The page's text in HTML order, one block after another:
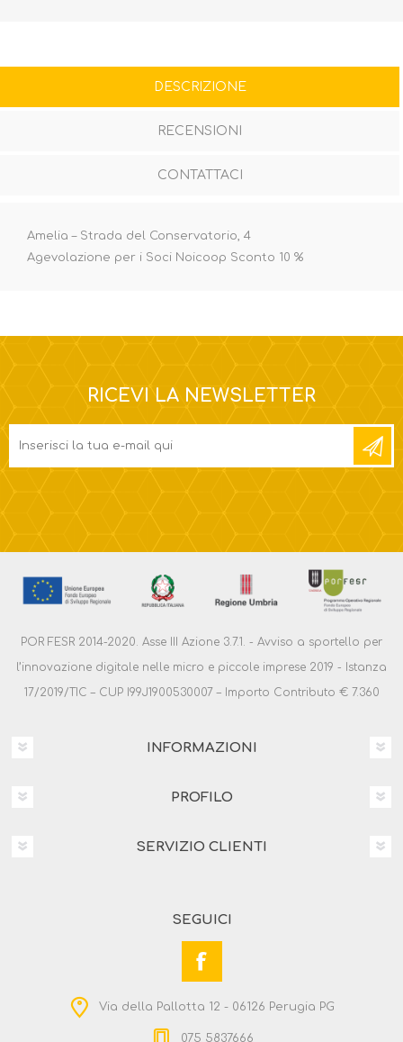
DESCRIZIONE
RECENSIONI
CONTATTACI
Amelia – Strada del Conservatorio, 4
Agevolazione per i Soci Noicoop Sconto 10 %
RICEVI LA NEWSLETTER
POR FESR 2014-2020. Asse III Azione 3.7.1. - Avviso a sportello per
l’innovazione digitale nelle micro e piccole imprese 2019 - Istanza
17/2019/TIC – CUP I99J1900530007 – Importo Contributo € 7.360
INFORMAZIONI
PROFILO
SERVIZIO CLIENTI
SEGUICI
Via della Pallotta 12 - 06126 Perugia PG
075 5837666